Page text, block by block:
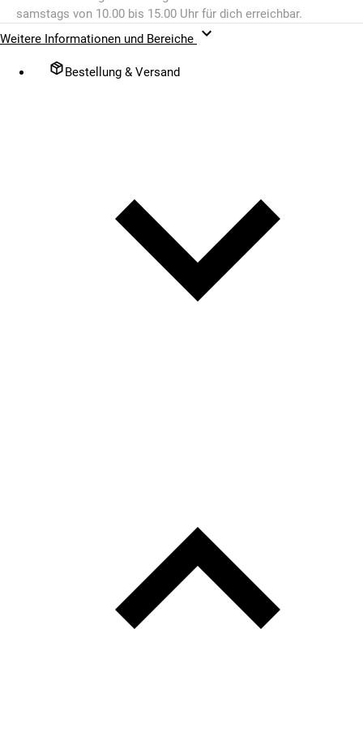
samstags von 10.00 bis 15.00 Uhr für dich erreichbar.
Weitere Informationen und Bereiche
Bestellung & Versand